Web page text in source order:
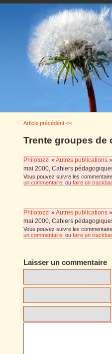
Article précédent <<
Trente groupes de
Philotozzi »Autres publications »
mai 2000, Cahiers
Vous pouvez suivre les
un commentaire , ou faire un
Philotozzi »Autres publications »
mai 2000, Cahiers
Vous pouvez suivre les
un commentaire , ou faire un
Laisser un commentaire